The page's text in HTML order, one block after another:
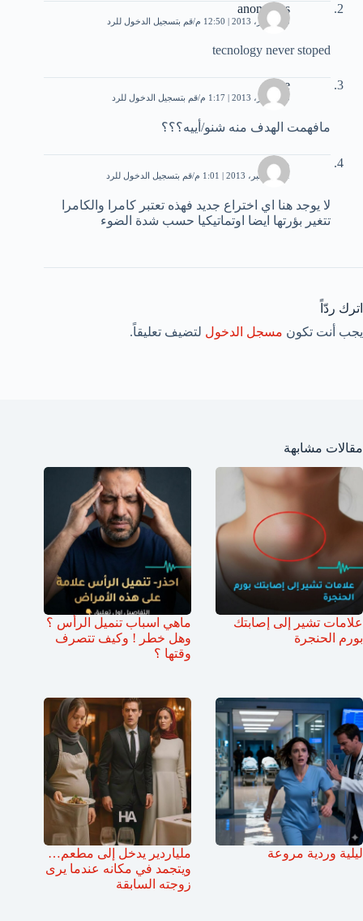
anonymos
25 أكتوبر، 2013 | 12:50 م قم بتسجيل الدخول للرد
tecnology never stoped
save
25 أكتوبر، 2013 | 1:17 م قم بتسجيل الدخول للرد
مافهمت الهدف منه شنو/أييه؟؟؟
محمد
21 ديسمبر، 2013 | 1:01 م قم بتسجيل الدخول للرد
لا يوجد هنا اي اختراع جديد فهذه تعتبر كامرا والكامرا
تتغير بؤرتها ايضا اوتماتيكيا حسب شدة الضوء
اترك ردّاً
يجب أنت تكون مسجل الدخول لتضيف تعليقاً.
مقالات مشابهة
علامات تشير إلى إصابتك
بورم الحنجرة
ماهي اسباب تنميل الرأس ؟
وهل خطر ! وكيف تتصرف
وقتها ؟
ليلية وردية مروعة
ملياردير يدخل إلى مطعم…
ويتجمد في مكانه عندما يرى
زوجته السابقة